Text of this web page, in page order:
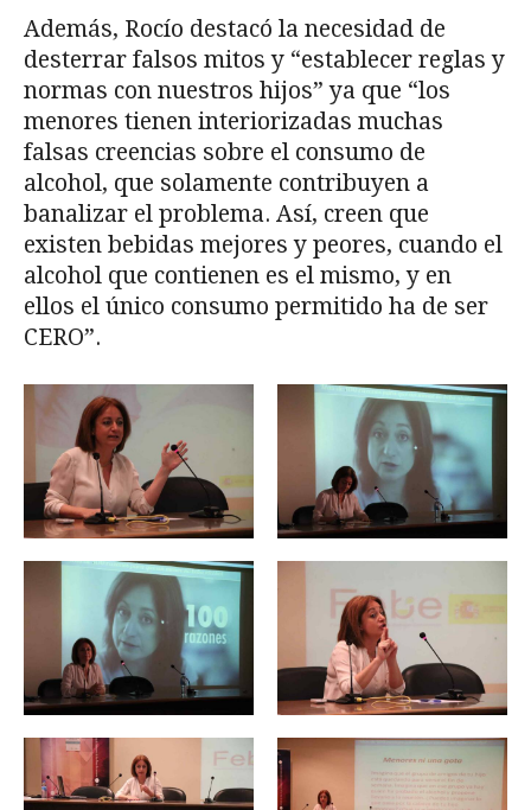
Además, Rocío destacó la necesidad de
desterrar falsos mitos y “establecer reglas y
normas con nuestros hijos” ya que “los
menores tienen interiorizadas muchas
falsas creencias sobre el consumo de
alcohol, que solamente contribuyen a
banalizar el problema. Así, creen que
existen bebidas mejores y peores, cuando el
alcohol que contienen es el mismo, y en
ellos el único consumo permitido ha de ser
CERO”.